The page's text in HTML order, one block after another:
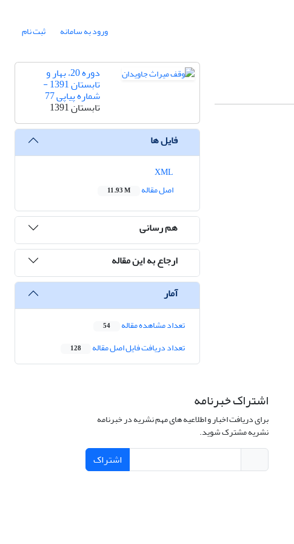
ورود به سامانه ثبت نام
دوره 20، بهار و
تابستان 1391 -
شماره پیاپی 77
تابستان 1391
فایل ها
اصل مقاله
11.93 M
هم رسانی
ارجاع به این مقاله
آمار
تعداد مشاهده مقاله 54
تعداد دریافت فایل اصل مقاله 128
اشتراک خبرنامه
برای دریافت اخبار و اطلاعیه های مهم نشریه در خبرنامه
نشریه مشترک شوید.
اشتراک